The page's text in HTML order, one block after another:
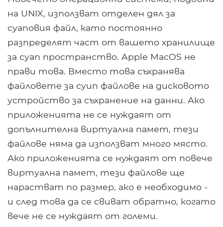
на UNIX, използват отделен дял за
суаповия файл, като постоянно
разпределят част от вашето хранилище
за суап пространство. Apple MacOS не
прави това. Вместо това съхранява
файловете за суип файлове на дисковото
устройство за съхранение на данни. Ако
приложенията не се нуждаят от
допълнителна виртуална памет, тези
файлове няма да използват много място.
Ако приложенията се нуждаят от повече
виртуална памет, тези файлове ще
нарастват по размер, ако е необходимо -
и след това да се свиват обратно, когато
вече не се нуждаят от големи.